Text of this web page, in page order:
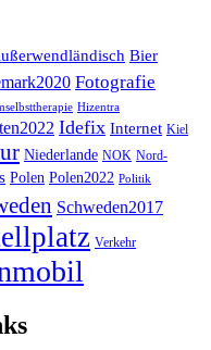
Bier
Fotografie
Hizentra
Idefix Internet Kiel
Niederlande NOK Nord-
Polen Polen2022 Politik
Schweden2017
Verkehr